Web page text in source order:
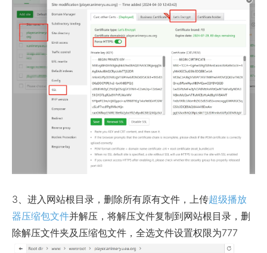
3、进入网站根目录，删除所有原有文件，上传超级播放
器压缩包文件并解压，将解压文件复制到网站根目录，删
除解压文件夹及压缩包文件，全选文件设置权限为777